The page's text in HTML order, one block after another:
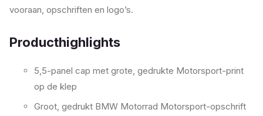
vooraan, opschriften en logo’s.
Producthighlights
5,5-panel cap met grote, gedrukte Motorsport-print
op de klep
Groot, gedrukt BMW Motorrad Motorsport-opschrift